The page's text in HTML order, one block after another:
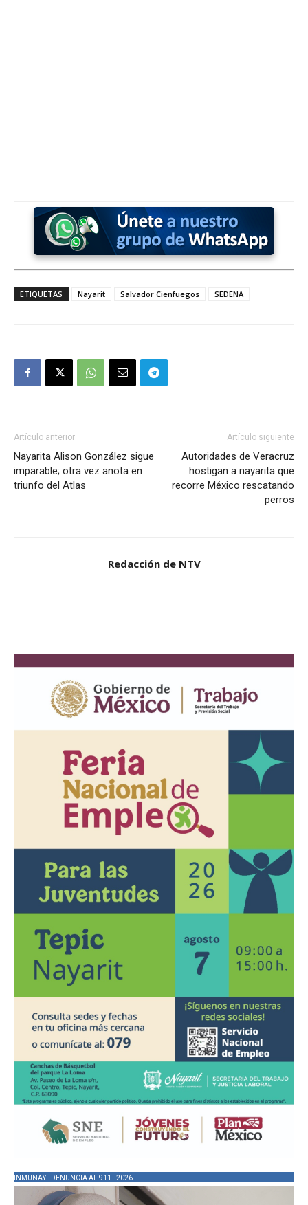
ETIQUETAS Nayarit Salvador Cienfuegos SEDENA
Artículo anterior
Nayarita Alison González sigue
imparable; otra vez anota en
triunfo del Atlas
Artículo siguiente
Autoridades de Veracruz
hostigan a nayarita que
recorre México rescatando
perros
Redacción de NTV
INMUNAY - DENUNCIA AL 911 - 2026